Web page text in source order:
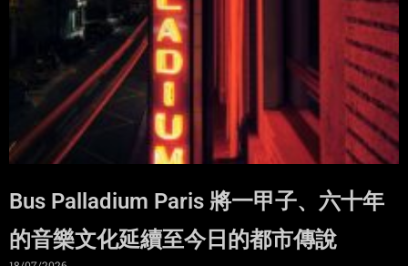
Bus Palladium Paris 將一甲子、六十年
的音樂文化延續至今日的都市傳說